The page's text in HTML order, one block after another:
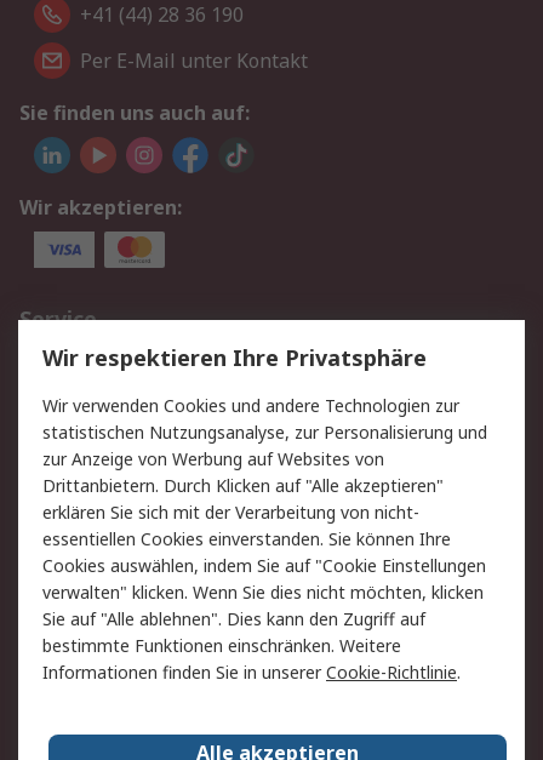
+41 (44) 28 36 190
Per E-Mail unter Kontakt
Sie finden uns auch auf:
Wir akzeptieren:
Service
Value Added Services
Lieferlösungen
Rücksendungen
Kontakt
Hilfe
Rechtliches
AGB
Datenschutz
Cookie-Richtlinie
Zahlungsbedingungen
Copyright/Impressum
Über RS
Karriere bei RS
Nachhaltigkeit
Wir respektieren Ihre Privatsphäre
Wir verwenden Cookies und andere Technologien zur
statistischen Nutzungsanalyse, zur Personalisierung und
zur Anzeige von Werbung auf Websites von
Drittanbietern. Durch Klicken auf "Alle akzeptieren"
erklären Sie sich mit der Verarbeitung von nicht-
essentiellen Cookies einverstanden. Sie können Ihre
Cookies auswählen, indem Sie auf "Cookie Einstellungen
verwalten" klicken. Wenn Sie dies nicht möchten, klicken
Sie auf "Alle ablehnen". Dies kann den Zugriff auf
bestimmte Funktionen einschränken. Weitere
Informationen finden Sie in unsererCookie-Richtlinie.
Alle akzeptieren